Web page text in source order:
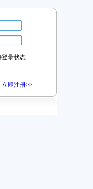
登录状态
立即注册>>